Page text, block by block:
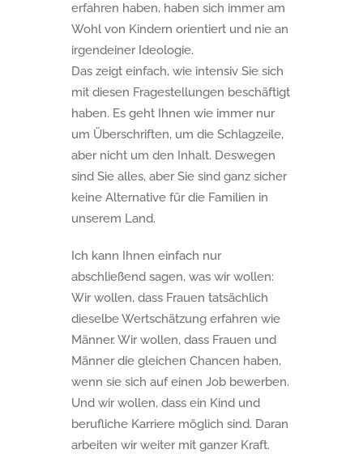
erfahren haben, haben sich immer am
Wohl von Kindern orientiert und nie an
irgendeiner Ideologie.
Das zeigt einfach, wie intensiv Sie sich
mit diesen Fragestellungen beschäftigt
haben. Es geht Ihnen wie immer nur
um Überschriften, um die Schlagzeile,
aber nicht um den Inhalt. Deswegen
sind Sie alles, aber Sie sind ganz sicher
keine Alternative für die Familien in
unserem Land.
Ich kann Ihnen einfach nur
abschließend sagen, was wir wollen:
Wir wollen, dass Frauen tatsächlich
dieselbe Wertschätzung erfahren wie
Männer. Wir wollen, dass Frauen und
Männer die gleichen Chancen haben,
wenn sie sich auf einen Job bewerben.
Und wir wollen, dass ein Kind und
berufliche Karriere möglich sind. Daran
arbeiten wir weiter mit ganzer Kraft.